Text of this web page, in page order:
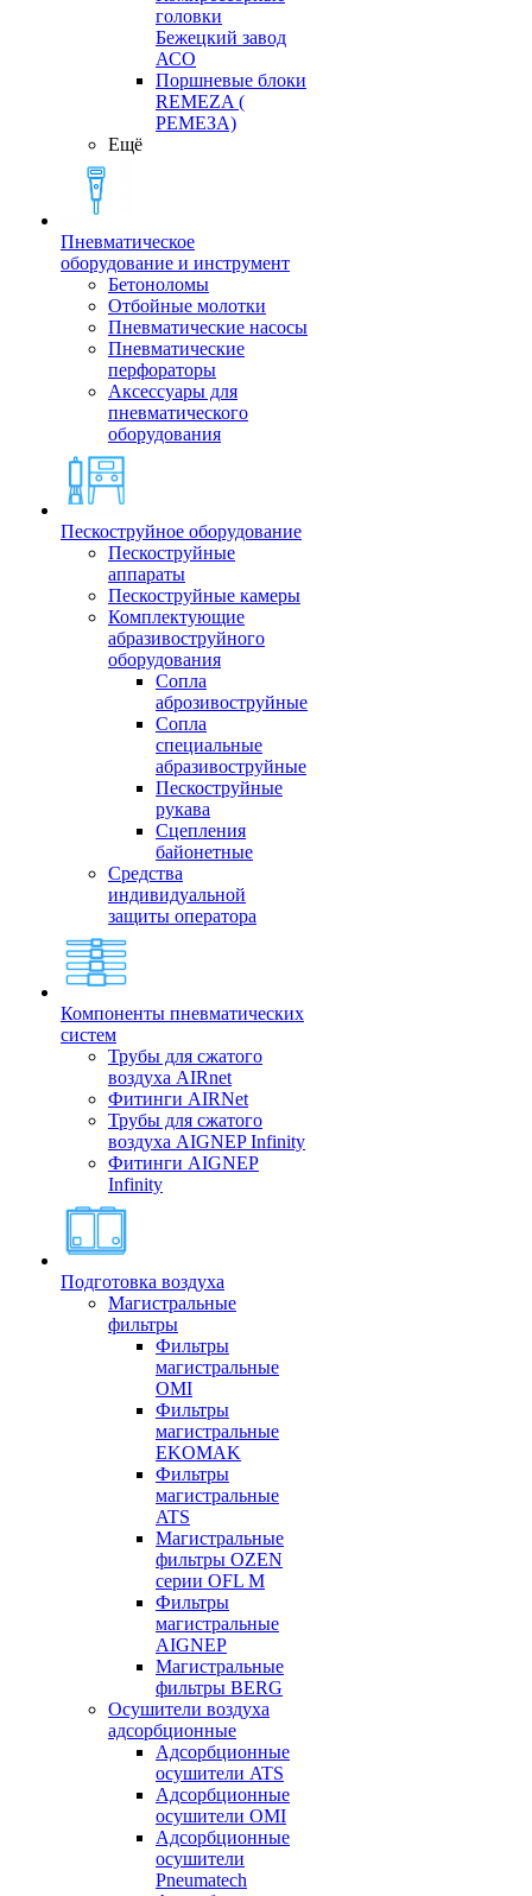
головки
Бежецкий завод
АСО
Поршневые блоки
REMEZA (
РЕМЕЗА)
Ещё
Пневматическое
оборудование и инструмент
Бетоноломы
Отбойные молотки
Пневматические насосы
Пневматические
перфораторы
Аксессуары для
пневматического
оборудования
Пескоструйное оборудование
Пескоструйные
аппараты
Пескоструйные камеры
Комплектующие
абразивоструйного
оборудования
Сопла
аброзивоструйные
Сопла
специальные
абразивоструйные
Пескоструйные
рукава
Сцепления
байонетные
Средства
индивидуальной
защиты оператора
Компоненты пневматических
систем
Трубы для сжатого
воздуха AIRnet
Фитинги AIRNet
Трубы для сжатого
воздуха AIGNEP Infinity
Фитинги AIGNEP
Infinity
Подготовка воздуха
Магистральные
фильтры
Фильтры
магистральные
OMI
Фильтры
магистральные
EKOMAK
Фильтры
магистральные
ATS
Магистральные
фильтры OZEN
серии OFL M
Фильтры
магистральные
AIGNEP
Магистральные
фильтры BERG
Осушители воздуха
адсорбционные
Адсорбционные
осушители ATS
Адсорбционные
осушители OMI
Адсорбционные
осушители
Pneumatech